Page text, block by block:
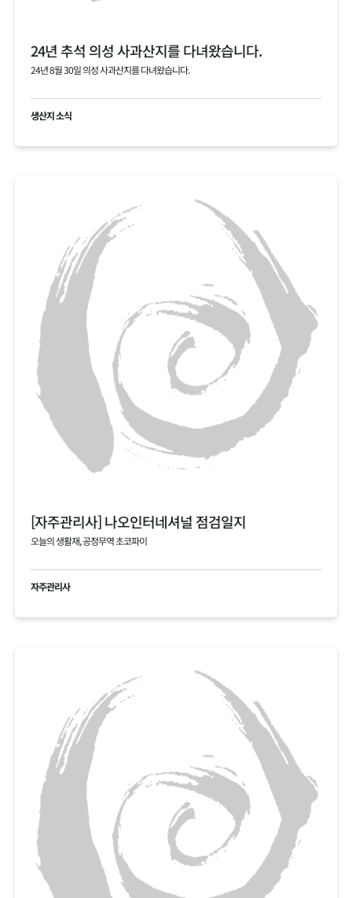
24년 추석 의성 사과산지를 다녀왔습니다.
24년 8월 30일 의성 사과산지를 다녀왔습니다.
생산지 소식
[자주관리사] 나오인터네셔널 점검일지
오늘의 생활재, 공정무역 초코파이
자주관리사